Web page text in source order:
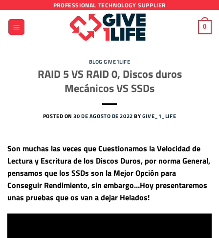
contenido
PROFESSIONAL TECHNOLOGY SUPPLIER
0
BLOG GIVE1LIFE
RAID 5 VS RAID 0, Discos duros
Mecánicos VS SSDs
POSTED ON30 DE AGOSTO DE 2022BYGIVE_1_LIFE
Son muchas las veces que Cuestionamos la Velocidad de
Lectura y Escritura de los Discos Duros, por norma General,
pensamos que los SSDs son la Mejor Opción para
Conseguir Rendimiento, sin embargo…Hoy presentaremos
unas pruebas que os van a dejar Helados!